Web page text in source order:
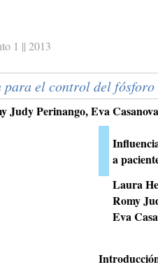
1 || 2013
el control del
Judy Perinango, Eva
a
Laura
Romy
Eva